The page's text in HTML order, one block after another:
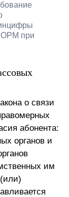
при
о связи
абонента:
органов и
им